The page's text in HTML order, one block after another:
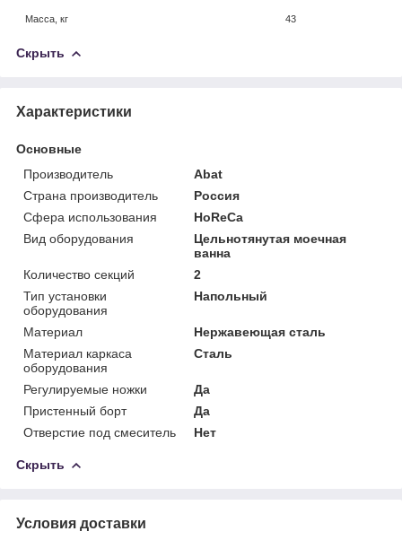
Масса, кг 43
Скрыть
Характеристики
Основные
Производитель
Abat
Страна производитель
Россия
Сфера использования
HoReCa
Вид оборудования
Цельнотянутая моечная
ванна
Количество секций
2
Тип установки
оборудования
Напольный
Материал
Нержавеющая сталь
Материал каркаса
оборудования
Сталь
Регулируемые ножки
Да
Пристенный борт
Да
Отверстие под смеситель
Нет
Скрыть
Условия доставки